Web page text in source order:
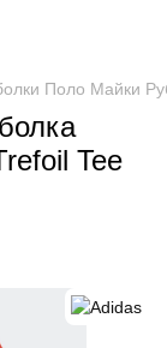
Поло Майки
Tee